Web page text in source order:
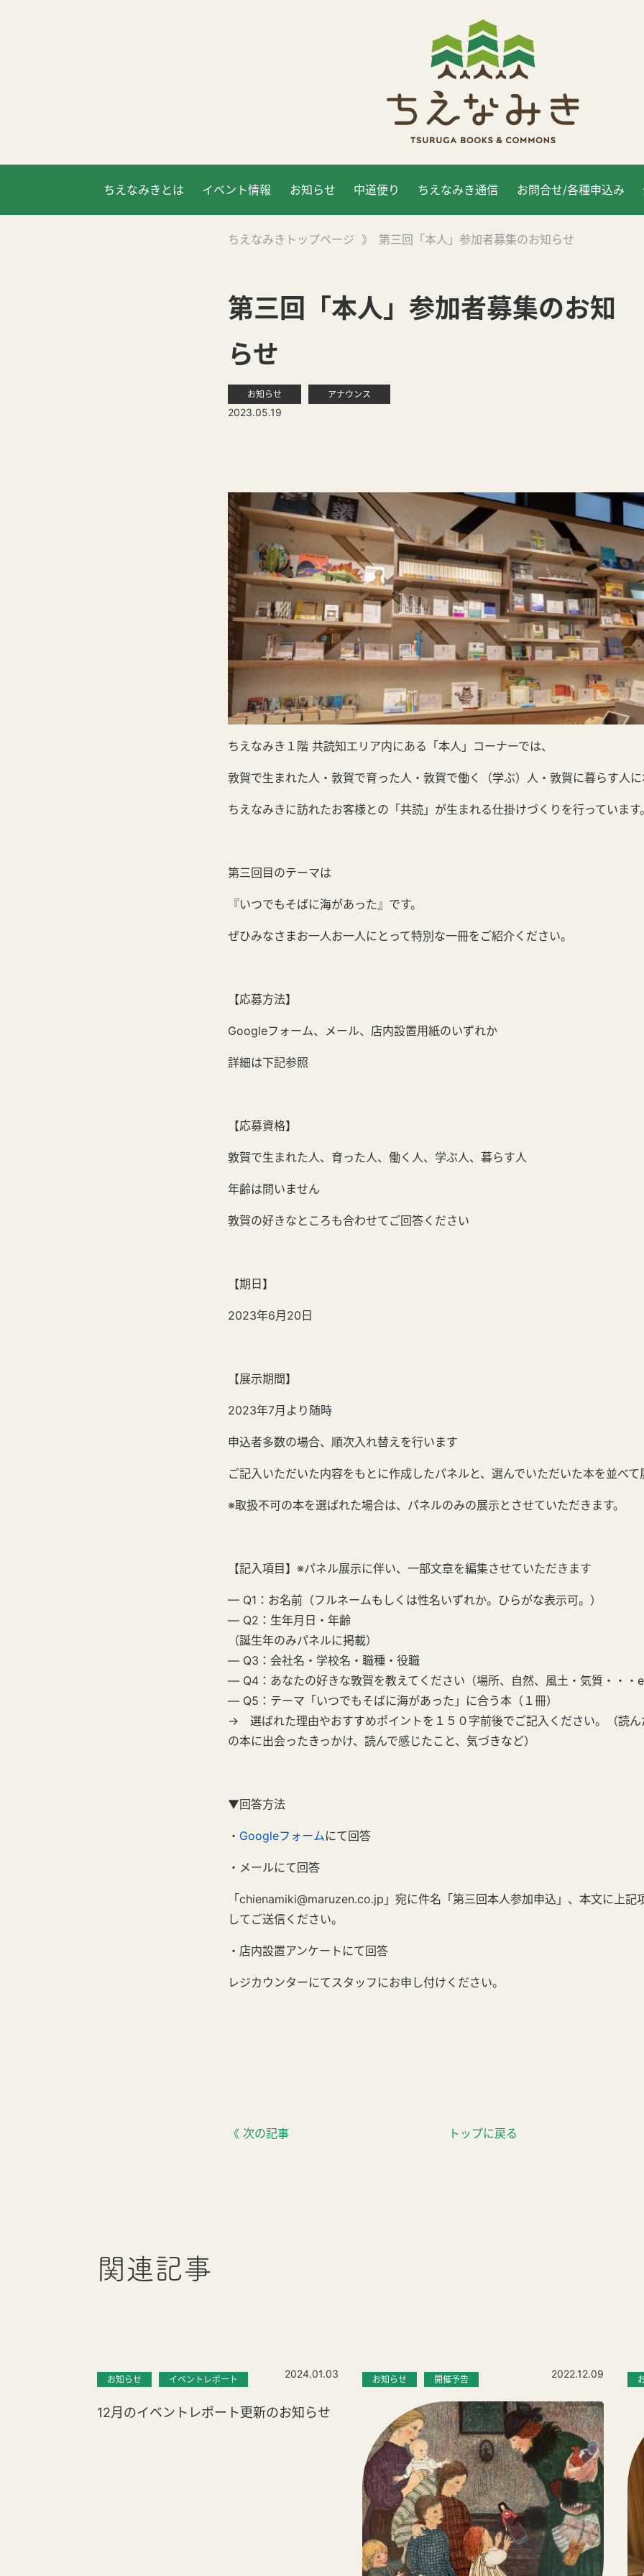
ちえなみきとは イベント情報 お知らせ 中道便り ちえなみき通信 お問合せ/各種申込み
ちえなみきトップページ 》 第三回「本人」参加者募集のお知らせ
第三回「本人」参加者募集のお知
らせ
お知らせ アナウンス
2023.05.19
ちえなみき１階 共読知エリア内にある「本人」コーナーでは、
敦賀で生まれた人・敦賀で育った人・敦賀で働く（学ぶ）人・敦賀に暮らす人
ちえなみきに訪れたお客様との「共読」が生まれる仕掛けづくりを行っています。
第三回目のテーマは
『いつでもそばに海があった』です。
ぜひみなさまお一人お一人にとって特別な一冊をご紹介ください。
【応募方法】
Googleフォーム、メール、店内設置用紙のいずれか
詳細は下記参照
【応募資格】
敦賀で生まれた人、育った人、働く人、学ぶ人、暮らす人
年齢は問いません
敦賀の好きなところも合わせてご回答ください
【期日】
2023年6月20日
【展示期間】
2023年7月より随時
申込者多数の場合、順次入れ替えを行います
ご記入いただいた内容をもとに作成したパネルと、選んでいただいた本を並べて
※取扱不可の本を選ばれた場合は、パネルのみの展示とさせていただきます。
【記入項目】※パネル展示に伴い、一部文章を編集させていただきます
— Q1：お名前（フルネームもしくは性名いずれか。ひらがな表示可。）
— Q2：生年月日・年齢
（誕生年のみパネルに掲載）
— Q3：会社名・学校名・職種・役職
— Q4：あなたの好きな敦賀を教えてください（場所、自然、風土・気質・・・
— Q5：テーマ「いつでもそばに海があった」に合う本（１冊）
→ 選ばれた理由やおすすめポイントを１５０字前後でご記入ください。（読ん
の本に出会ったきっかけ、読んで感じたこと、気づきなど）
▼回答方法
・ Googleフォームにて回答
・メールにて回答
「chienamiki@maruzen.co.jp」宛に件名「第三回本人参加申込」、本文に上記
してご送信ください。
・店内設置アンケートにて回答
レジカウンターにてスタッフにお申し付けください。
《 次の記事 トップに戻る
関連記事
お知らせ イベントレポート 2024.01.03
12月のイベントレポート更新のお知らせ
お知らせ 開催予告 2022.12.09